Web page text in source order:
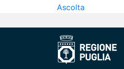
Ascolta